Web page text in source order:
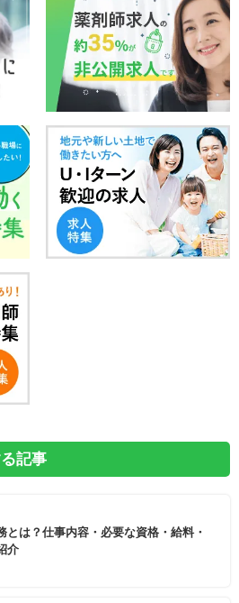
記事
とは？仕事内容・必要な資格・給料・
介